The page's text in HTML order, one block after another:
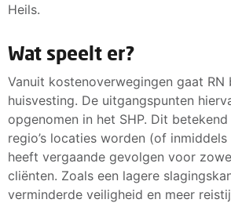
Heils.
Wat speelt er?
Vanuit kostenoverwegingen gaat RN
huisvesting. De uitgangspunten
opgenomen in het SHP. Dit
regio’s locaties worden (of
heeft vergaande gevolgen voor
cliënten. Zoals een lagere
verminderde veiligheid en meer